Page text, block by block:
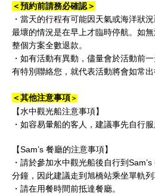
＜預約前請務必確認＞
・ 當天的行程有可能因天氣或海洋狀
最壞的情況是在早上才臨時停航。如
整個方案全數退款。
・ 如有活動有異動，儘量會於活動前
有特別聯絡您，就代表活動將會如常出
＜其他注意事項 ＞
【水中觀光船注意事項】
・如容易暈船的客人，建議事先自行
【Sam’s 餐廳的注意事項】
・請於參加水中觀光船後自行到
分鐘，因此建議走到旭橋站乘坐單軌列
・請在用餐時間前抵達餐廳。